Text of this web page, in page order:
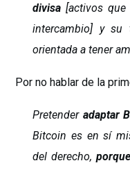
divisa [activos
intercambio] y su
orientada a tener
Por no hablar de la
Pretender adaptar
Bitcoin es en sí
del derecho,